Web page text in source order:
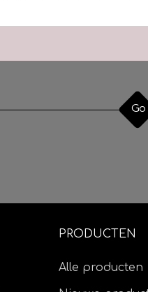
Samenstelling
Wasvoorschrift
Denk bij bestellingen
Go
PRODUCTEN
Alle producten